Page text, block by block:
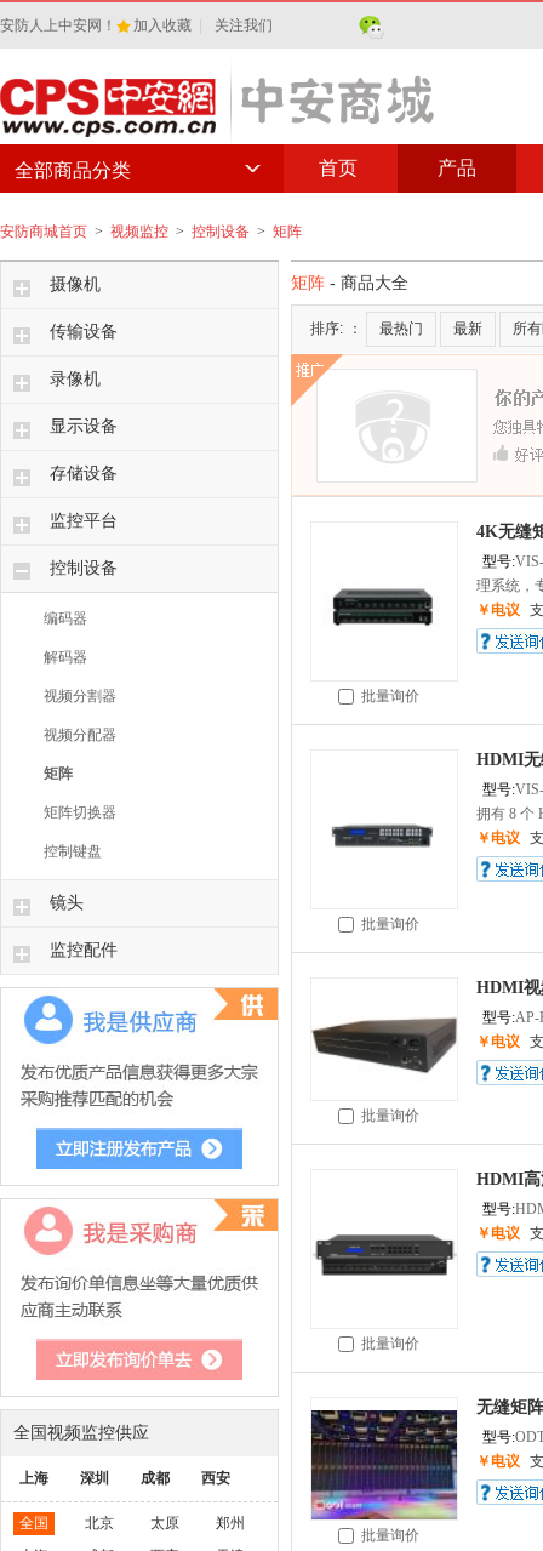
安防人上中安网！ 加入收藏 关注我们
首页 产品
全部商品分类
安防商城首页 > 视频监控 > 控制设备 > 矩阵
摄像机
传输设备
录像机
显示设备
存储设备
监控平台
控制设备
编码器
解码器
视频分割器
视频分配器
矩阵
矩阵切换器
控制键盘
镜头
监控配件
全国视频监控供应
上海 深圳 成都 西安
全国 北京 太原
郑州
矩阵 - 商品大全
排序: ： 最热门 最新 所
批量询价
4K无缝
型号:
理系统，
￥电议
批量询价
HDMI无
型号:
拥有 8 个
￥电议
批量询价
HDMI视
型号:AP-
￥电议
批量询价
HDMI高
型号:
￥电议
批量询价
无缝矩阵
型号:
￥电议